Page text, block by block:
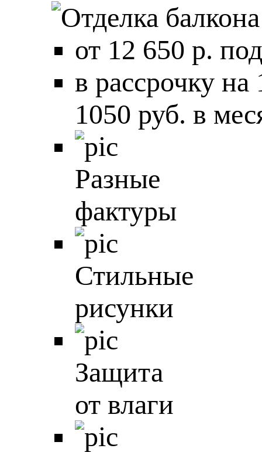
от 12 650 р.
в рассрочку на
1050 руб. в
Разные
фактуры
Стильные
рисунки
Защита
от влаги